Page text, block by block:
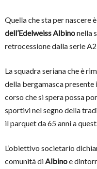
Quella che sta per nascere
dell’Edelweiss Albinonella
retrocessione dalla serie
La squadra seriana che è
della bergamasca presente
corso che si spera possa
sportivi nel segno della
il parquet da 65 anni a
L’obiettivo societario
comunità diAlbinoe